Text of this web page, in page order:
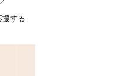
援する